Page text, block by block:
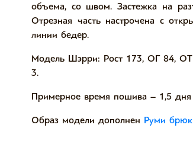
объема, со швом. Застежка на
Отрезная часть настрочена с
линии бедер.
Модель Шэрри: Рост 173, ОГ 84,
3.
Примерное время пошива – 1,5 дня
Образ модели дополнен Руми